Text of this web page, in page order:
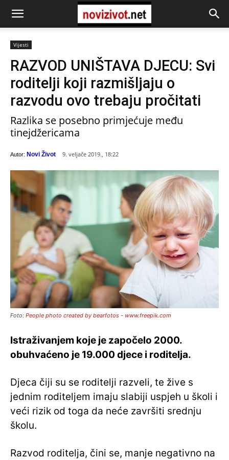
Vijesti
RAZVOD UNIŠTAVA DJECU: Svi
roditelji koji razmišljaju o
razvodu ovo trebaju pročitati
Razlika se posebno primjećuje među
tinejdžericama
Autor: Novi Život 9. veljače 2019., 18:22
Foto: People photo created by bearfotos - www.freepik.com
Istraživanjem koje je započelo 2000.
obuhvaćeno je 19.000 djece i roditelja.
Djeca čiji su se roditelji razveli, te žive s
jednim roditeljem imaju slabiji uspjeh u školi i
veći rizik od toga da neće završiti srednju
školu.
Razvod roditelja, čini se, manje negativno na